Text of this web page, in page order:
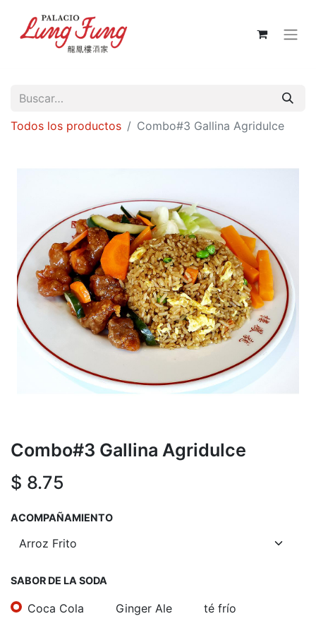
Todos los productos Combo#3 Gallina Agridulce
Combo#3 Gallina Agridulce
$ 8.75
ACOMPAÑAMIENTO
SABOR DE LA SODA
Coca Cola Ginger Ale té frío